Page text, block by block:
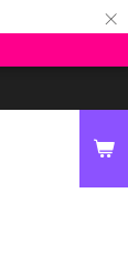
×